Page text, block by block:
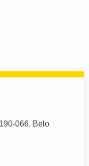
066, Belo